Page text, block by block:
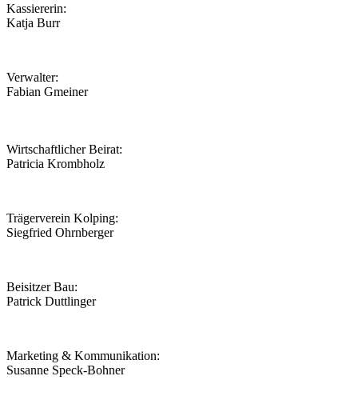
Kassiererin:
Katja Burr
Verwalter:
Fabian Gmeiner
Wirtschaftlicher Beirat:
Patricia Krombholz
Trägerverein Kolping:
Siegfried Ohrnberger
Beisitzer Bau:
Patrick Duttlinger
Marketing & Kommunikation:
Susanne Speck-Bohner